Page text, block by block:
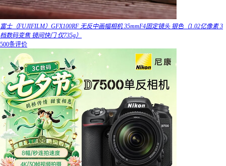
富士（FUJIFILM）GFX100RF 无反中画幅相机 35mmF4固定镜头 银色（1.02亿像素 3
档数码变焦 镜间快门 仅735g）
500条评价